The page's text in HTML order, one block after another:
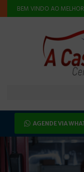
BEM VINDO AO
ALINHAMENTO E
AGENDE VIA